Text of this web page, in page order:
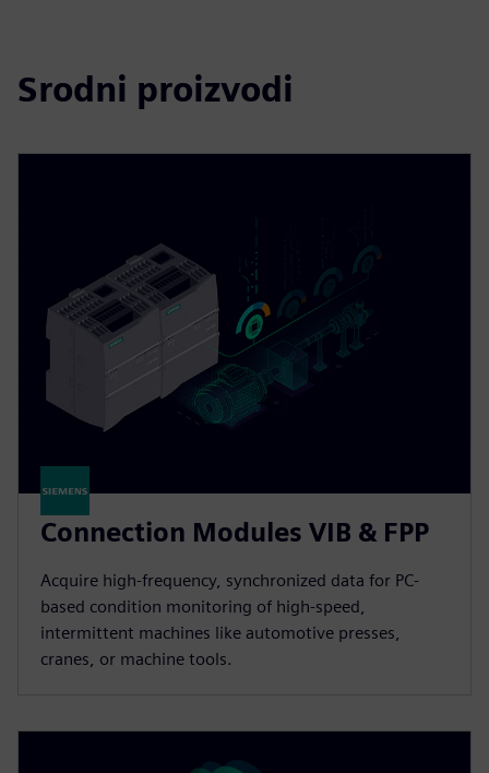
Srodni proizvodi
Connection Modules VIB & FPP
Acquire high-frequency, synchronized data for PC-
based condition monitoring of high-speed,
intermittent machines like automotive presses,
cranes, or machine tools.